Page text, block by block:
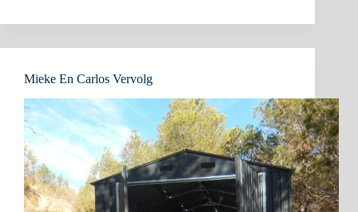
Mieke En Carlos Vervolg